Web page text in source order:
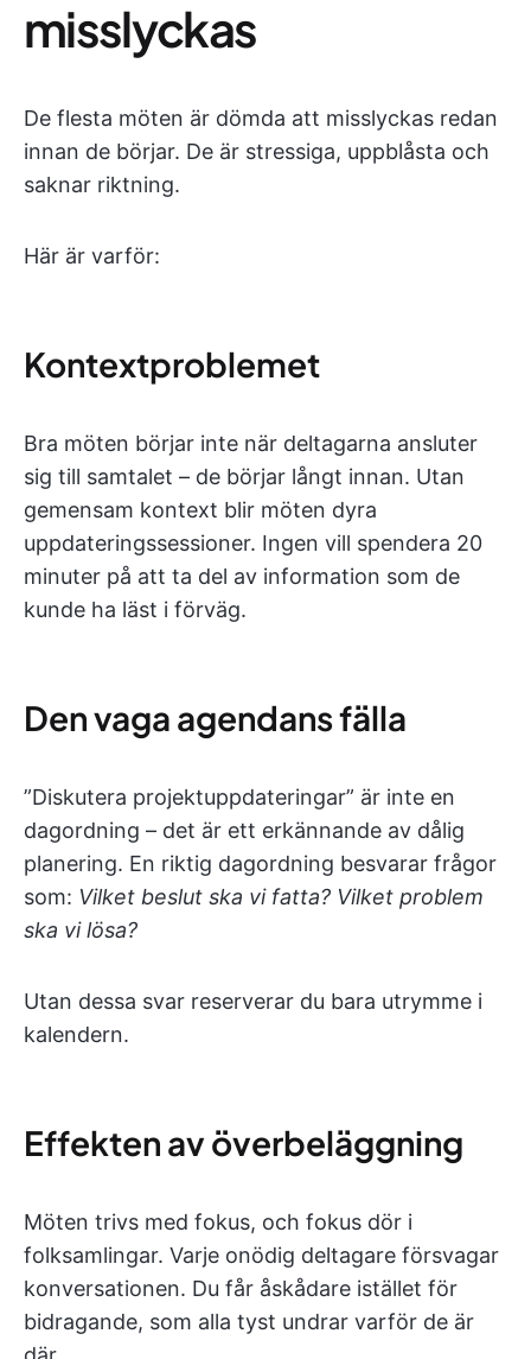
misslyckas
De flesta möten är dömda att misslyckas redan
innan de börjar. De är stressiga, uppblåsta och
saknar riktning.
Här är varför:
Kontextproblemet
Bra möten börjar inte när deltagarna ansluter
sig till samtalet – de börjar långt innan. Utan
gemensam kontext blir möten dyra
uppdateringssessioner. Ingen vill spendera 20
minuter på att ta del av information som de
kunde ha läst i förväg.
Den vaga agendans fälla
”Diskutera projektuppdateringar” är inte en
dagordning – det är ett erkännande av dålig
planering. En riktig dagordning besvarar frågor
som: Vilket beslut ska vi fatta? Vilket problem
ska vi lösa?
Utan dessa svar reserverar du bara utrymme i
kalendern.
Effekten av överbeläggning
Möten trivs med fokus, och fokus dör i
folksamlingar. Varje onödig deltagare försvagar
konversationen. Du får åskådare istället för
bidragande, som alla tyst undrar varför de är